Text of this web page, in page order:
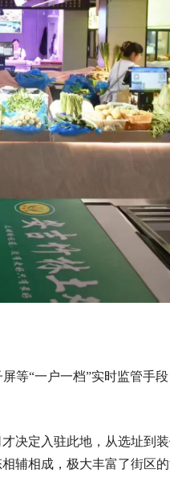
“一户一档”实时监管手
决定入驻此地，从选址到
辅相成，极大丰富了街区的